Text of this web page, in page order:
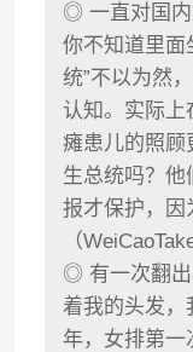
◎ 一直对国内
你不知道里面
统”不以为然
认知。实际上
瘫患儿的照顾
生总统吗？他
报才保护，因
（
◎ 有一次翻出
着我的头发
年，女排第一